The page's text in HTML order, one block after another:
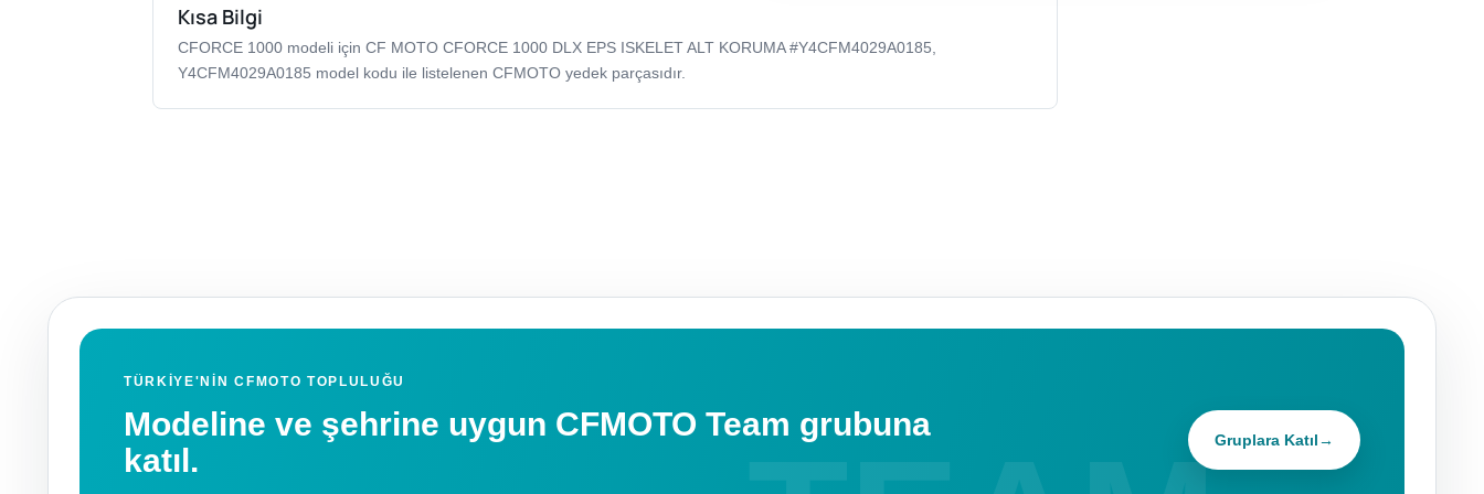
Kısa Bilgi
CFORCE 1000 modeli için CF MOTO CFORCE 1000 DLX EPS ISKELET ALT KORUMA #Y4CFM4029A0185,
Y4CFM4029A0185 model kodu ile listelenen CFMOTO yedek parçasıdır.
TÜRKIYE'NIN CFMOTO TOPLULUĞU
Modeline ve şehrine uygun CFMOTO Team grubuna
katıl.
Gruplara Katıl→